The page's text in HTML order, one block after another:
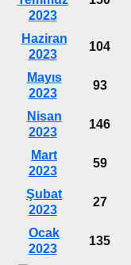
2023
Haziran
2023
104
Mayıs
2023
93
Nisan
2023
146
Mart
2023
59
Şubat
2023
27
Ocak
2023
135